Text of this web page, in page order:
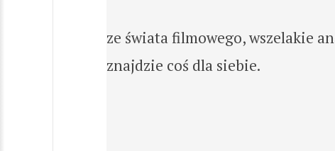
ze świata filmowego, wszelakie
znajdzie coś dla siebie.